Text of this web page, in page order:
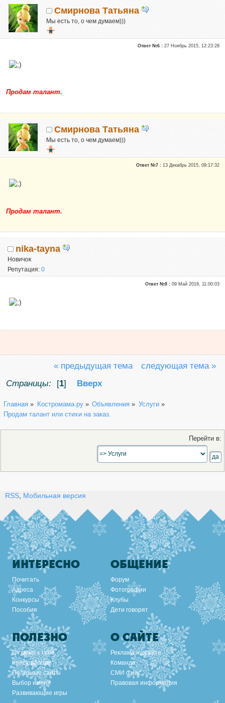
Смирнова Татьяна
Мы есть то, о чем думаем)))
Ответ №6 :27 Ноябрь 2015, 12:23:28
Продам талант.
Смирнова Татьяна
Мы есть то, о чем думаем)))
Ответ №7 :13 Декабрь 2015, 09:17:32
Продам талант.
nika-tayna
Новичок
Репутация:0
Ответ №8 :09 Май 2018, 11:00:03
« предыдущая тема
следующая тема »
Страницы:
[1] Вверх
Главная » Костромама.ру» Объявления » Услуги»
Продам талант или стихи на заказ.
Перейти в:
RSS Мобильная версия
ИНТЕРЕСНО
Почитать
Адреса
Конкурсы
Пособия
ОБЩЕНИЕ
Форум
Фотографии
Клубы
Дети говорят
ПОЛЕЗНО
От меня к тебе
Консультации
Полезные сайты
Выбор имени
Развивающие игры
О САЙТЕ
Реклама на сайте
Команда
СМИ о нас
Правовая информация